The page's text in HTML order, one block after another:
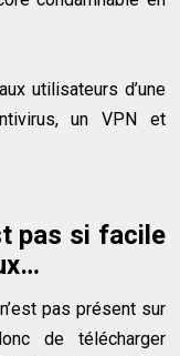
utilisateurs d’une
un VPN et
pas si facile
pas présent sur
de télécharger